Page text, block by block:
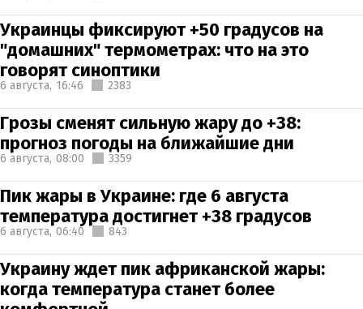
Украинцы фиксируют +50 градусов на
"домашних" термометрах: что на это
говорят синоптики
6 августа, 16:46 2383
Грозы сменят сильную жару до +38:
прогноз погоды на ближайшие дни
6 августа, 08:00 3359
Пик жары в Украине: где 6 августа
температура достигнет +38 градусов
6 августа, 06:40 843
Украину ждет пик африканской жары:
когда температура станет более